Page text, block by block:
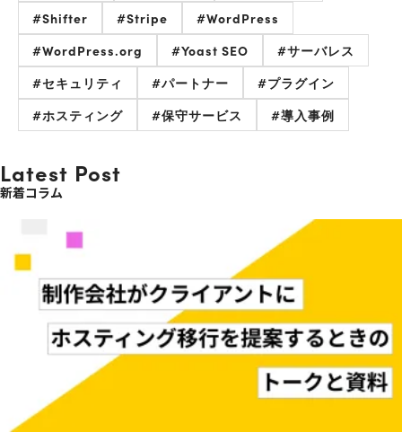
#Shifter
#Stripe
#WordPress
#WordPress.org
#Yoast SEO
#サーバレス
#セキュリティ
#パートナー
#プラグイン
#ホスティング
#保守サービス #導入事例
新着コラム
Latest Post